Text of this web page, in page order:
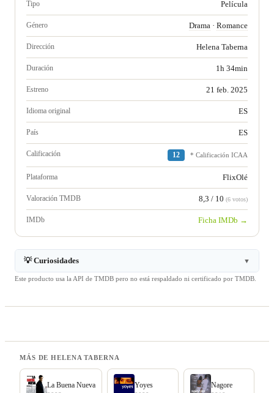
Tipo Película
Género Drama · Romance
Dirección Helena Taberna
Duración 1h 34min
Estreno 21 feb. 2025
Idioma original ES
País ES
Calificación 12 * Calificación ICAA
Plataforma FlixOlé
Valoración TMDB 8,3 / 10 (6 votos)
IMDb Ficha IMDb →
💡 Curiosidades ▼
Este producto usa la API de TMDB pero no está respaldado ni certificado por TMDB.
MÁS DE HELENA TABERNA
La Buena Nueva Yoyes Nagore